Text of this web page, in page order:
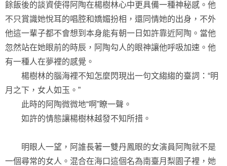
餘飯後的談資使得阿陶在楊樹林心中更具備一種神秘感。他
不只賞識她悅耳的唱腔和嬌媚扮相，還同情她的出身，不外
他這一輩子都不會想到本身能有朝一日如許靠近阿陶。當他
忽然站在她眼前的時辰，阿陶勾人的眼神讓他呼吸加速。他
有一種人在夢裡的感覺。
楊樹林的腦海裡不知怎麼閃現出一句文縐縐的臺詞：“明
月之下，女人如玉。”
此時的阿陶微微地“啊”瞭一聲。
如許的情態讓楊樹林越發不知所措。
明眼人一望，阿誰長著一雙丹鳳眼的女演員阿陶就不是
一個尋常的女人。混合在海口這個名為南臺月梨園子裡，她